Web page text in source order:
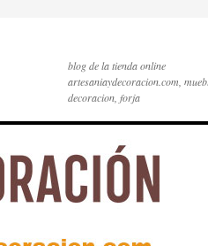
blog de la tienda online
artesaniaydecoracion.com,
decoracion, forja